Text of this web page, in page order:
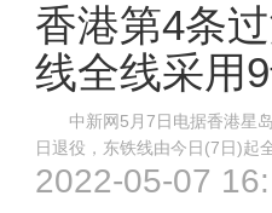
香港第4条
线全线采用
中新网5月7日电据香港星岛
日退役，东铁线由今日(7日)起
5分钟。 作为香港第4条过海
2022-05-07